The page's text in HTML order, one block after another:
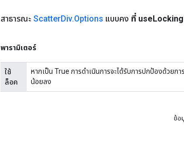
สาธารณะ ScatterDiv.Options แบบคง ที่ useLocking
พารามิเตอร์
ใช้
ล็อค
หากเป็น True การดำเนินการจะได้รับการปกป้องด้วย
น้อยลง
ข้อ